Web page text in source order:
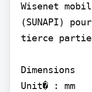
Wisenet
(SUNAPI)
tierce partie
Dimensions
Unit� : mm